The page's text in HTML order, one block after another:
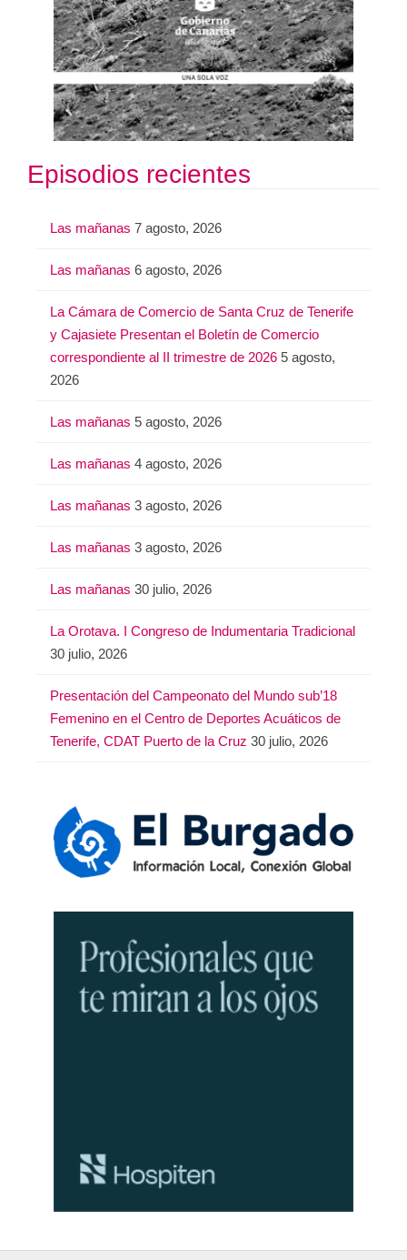
Episodios recientes
Las mañanas 7 agosto, 2026
Las mañanas 6 agosto, 2026
La Cámara de Comercio de Santa Cruz de Tenerife
y Cajasiete Presentan el Boletín de Comercio
correspondiente al II trimestre de 2026 5 agosto,
2026
Las mañanas 5 agosto, 2026
Las mañanas 4 agosto, 2026
Las mañanas 3 agosto, 2026
Las mañanas 3 agosto, 2026
Las mañanas 30 julio, 2026
La Orotava. I Congreso de Indumentaria Tradicional
30 julio, 2026
Presentación del Campeonato del Mundo sub’18
Femenino en el Centro de Deportes Acuáticos de
Tenerife, CDAT Puerto de la Cruz 30 julio, 2026